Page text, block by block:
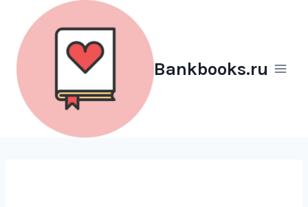
Перейти
содержимому
Bankbooks.ru